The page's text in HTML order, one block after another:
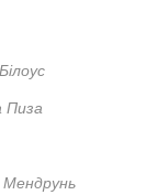
Пиза